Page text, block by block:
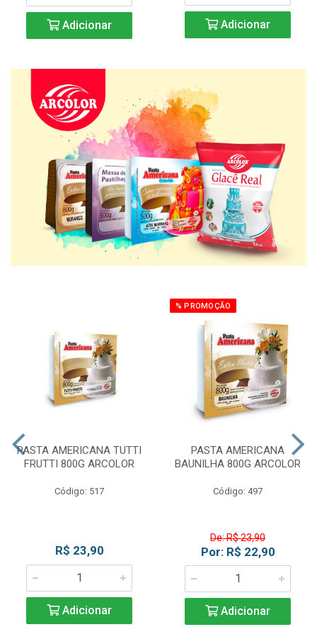
Adicionar Adicionar
PASTA AMERICANA TUTTI
FRUTTI 800G ARCOLOR
Código: 517
R$ 23,90
Adicionar
% PROMOÇÃO
PASTA AMERICANA
BAUNILHA 800G ARCOLOR
Código: 497
De: R$ 23,90
Por: R$ 22,90
Adicionar